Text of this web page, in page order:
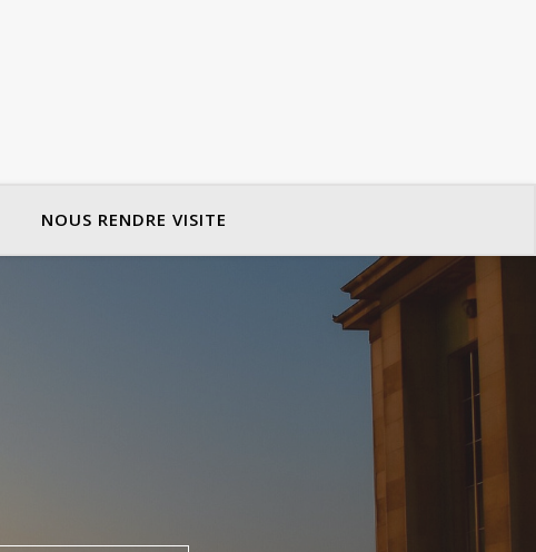
NOUS RENDRE VISITE